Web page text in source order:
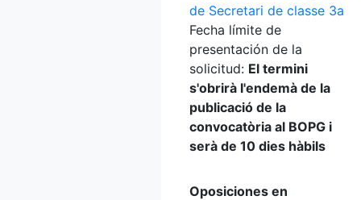
de Secretari de classe 3a
Fecha límite de
presentación de la
solicitud: El termini
s'obrirà l'endemà de la
publicació de la
convocatòria al BOPG i
serà de 10 dies hàbils
Oposiciones en